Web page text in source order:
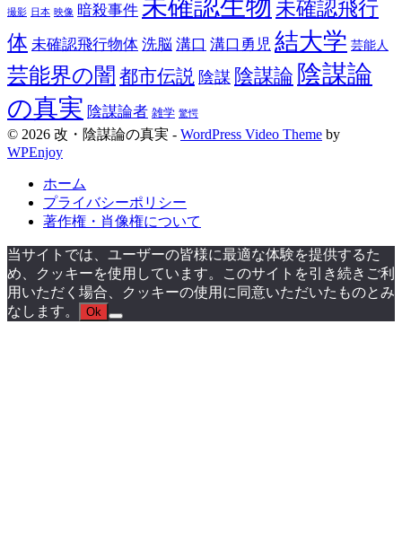
撮影 日本 映像 暗殺事件 未確認生物 未確認飛行
体 未確認飛行物体 洗脳 溝口 溝口勇児 結大学 芸能人
芸能界の闇 都市伝説 陰謀 陰謀論 陰謀論
の真実 陰謀論者 雑学 驚愕
© 2026 改・陰謀論の真実 - WordPress Video Theme by
WPEnjoy
ホーム
プライバシーポリシー
著作権・肖像権について
当サイトでは、ユーザーの皆様に最適な体験を提供するた
め、クッキーを使用しています。このサイトを引き続きご利
用いただく場合、クッキーの使用に同意いただいたものとみ
なします。
Ok